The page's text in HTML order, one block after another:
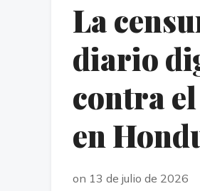
La
diario
contra
en
on 13 de julio de 2026